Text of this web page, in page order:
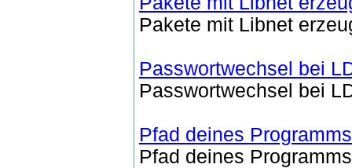
Pakete mit Libnet
Passwortwechsel bei
Passwortwechsel bei
Pfad deines
Pfad deines